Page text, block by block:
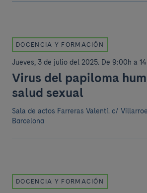
DOCENCIA Y FORMACIÓN
Jueves, 3 de julio del 2025. De 9:00h a
Virus del papiloma
salud sexual
Sala de actos Farreras Valentí. c/
Barcelona
DOCENCIA Y FORMACIÓN